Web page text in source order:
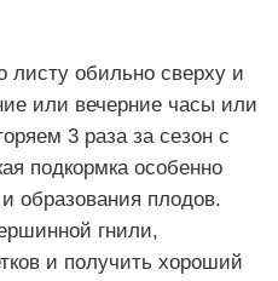
листу обильно сверху и
или вечерние часы или
3 раза за сезон с
подкормка особенно
образования плодов.
гнили,
и получить хороший